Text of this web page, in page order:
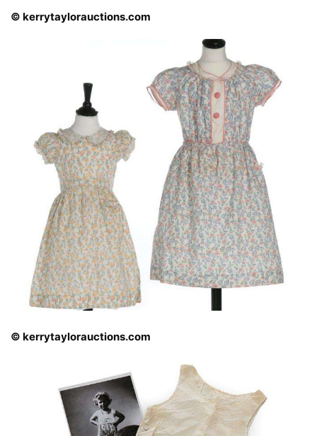
© kerrytaylorauctions.com
© kerrytaylorauctions.com